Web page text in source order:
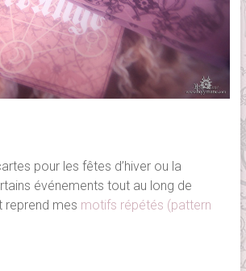
pour les fêtes d’hiver ou la
événements tout au long de
reprend mes motifs répétés (pattern